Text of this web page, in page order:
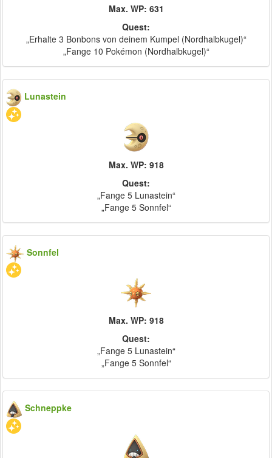
Max. WP: 631
Quest:
„Erhalte 3 Bonbons von deinem Kumpel (Nordhalbkugel)“
„Fange 10 Pokémon (Nordhalbkugel)“
Lunastein
Max. WP: 918
Quest:
„Fange 5 Lunastein“
„Fange 5 Sonnfel“
Sonnfel
Max. WP: 918
Quest:
„Fange 5 Lunastein“
„Fange 5 Sonnfel“
Schneppke